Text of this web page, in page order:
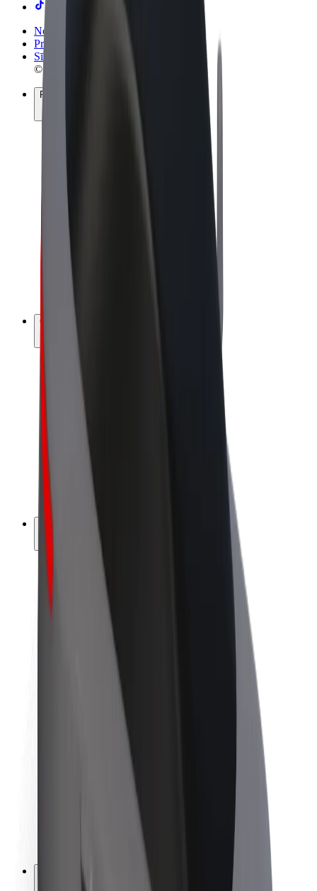
Noteikumi un nosacījumi
Privātuma politika
Sīkdatnes
© 2026 Bolt Technology OÜ
Pakalpojumi
Bolt Drive
Bolt for Business
E-velosipēdi
Gūsti ieņēmumus ar Bolt
Kurjerpartnera ieņēmumi
Bolt Food tirgotāji
Reģistrē autoparku
Franšīzes
Bolt ilgtspējība
Project Zero
Zīmola vadlīnijas
Attiecības ar investoriem